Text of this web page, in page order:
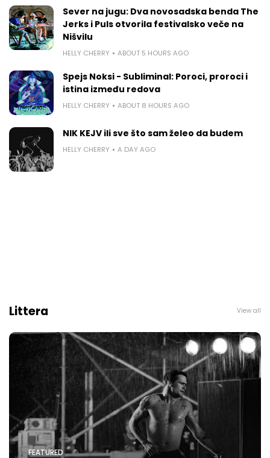
Sever na jugu: Dva novosadska benda The
Jerks i Puls otvorila festivalsko veče na
Nišvilu
HELLY CHERRY ABOUT 5 HOURS AGO
Spejs Noksi - Subliminal: Poroci, proroci i
istina između redova
HELLY CHERRY ABOUT 8 HOURS AGO
NIK KEJV ili sve što sam želeo da budem
HELLY CHERRY A DAY AGO
Littera View all
FEATURED